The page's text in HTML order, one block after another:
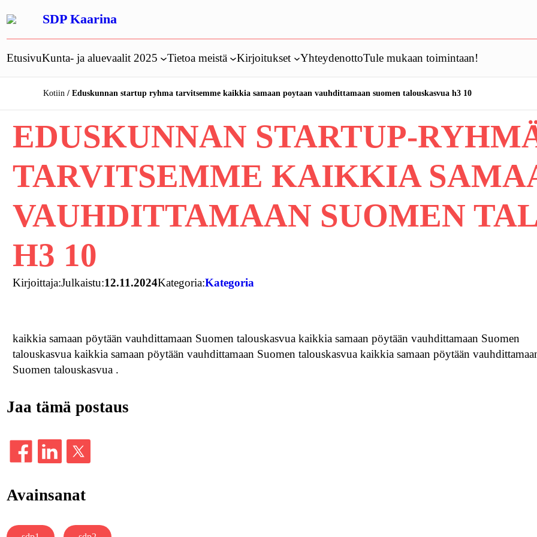
sisältöön
SDP Kaarina
EtusivuKunta- ja aluevaalit 2025 Tietoa meistä Kirjoitukset YhteydenottoTule mukaan toimintaan!
Kotiin Eduskunnan startup ryhma tarvitsemme kaikkia samaan poytaan vauhdittamaan suomen talouskasvua h3 10
EDUSKUNNAN STARTUP-
TARVITSEMME KAIKKIA
VAUHDITTAMAAN SUOMEN
H3 10
Kirjoittaja:Julkaistu:12.11.2024Kategoria:Kategoria
kaikkia samaan pöytään vauhdittamaan Suomen talouskasvua kaikkia samaan pöytään vauhdittamaan Suomen
talouskasvua kaikkia samaan pöytään vauhdittamaan Suomen talouskasvua kaikkia samaan pöytään
Suomen talouskasvua .
Jaa tämä postaus
Avainsanat